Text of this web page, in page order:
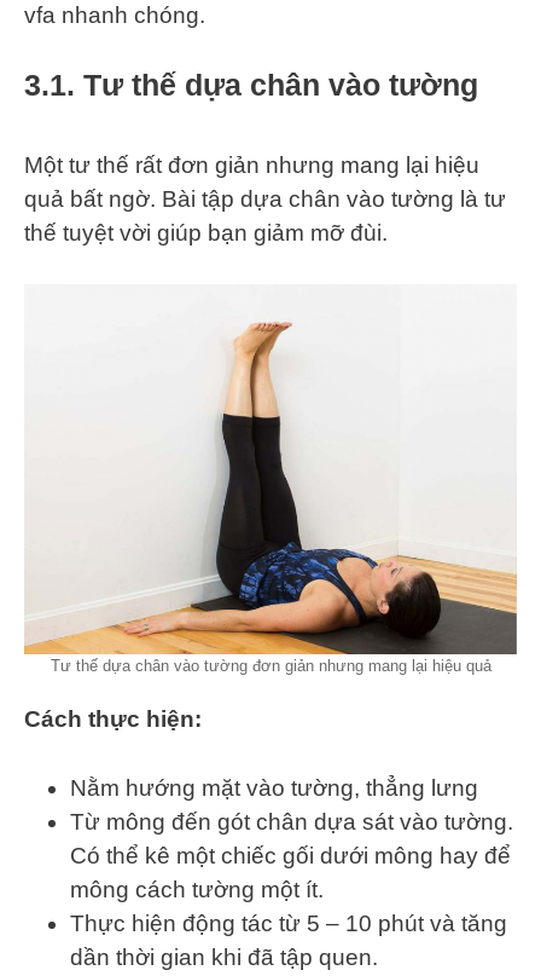
vfa nhanh chóng.
3.1. Tư thế dựa chân vào tường
Một tư thế rất đơn giản nhưng mang lại hiệu
quả bất ngờ. Bài tập dựa chân vào tường là tư
thế tuyệt vời giúp bạn giảm mỡ đùi.
Tư thế dựa chân vào tường đơn giản nhưng mang lại hiệu quả
Cách thực hiện:
Nằm hướng mặt vào tường, thẳng lưng
Từ mông đến gót chân dựa sát vào tường.
Có thể kê một chiếc gối dưới mông hay để
mông cách tường một ít.
Thực hiện động tác từ 5 – 10 phút và tăng
dần thời gian khi đã tập quen.